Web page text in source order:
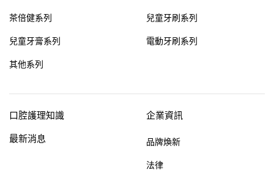
茶倍健系列
兒童牙膏系列
其他系列
兒童牙刷系列
電動牙刷系列
口腔護理知識
最新消息
企業資訊
品牌煥新
法律